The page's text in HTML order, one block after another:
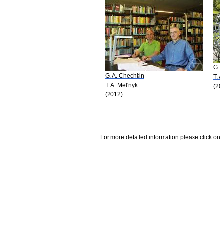
G. A. Chechkin
T. A. Mel'nyk
(2012)
T.
For more detailed information please click